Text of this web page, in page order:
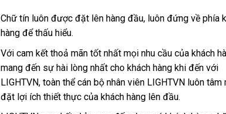
Chữ tín luôn được đặt lên hàng đầu, luôn đứng về phía
hàng để thấu hiểu.
Với cam kết thoả mãn tốt nhất mọi nhu cầu của khách
mang đến sự hài lòng nhất cho khách hàng khi đến với
LIGHTVN, toàn thể cán bộ nhân viên LIGHTVN luôn tâm
đặt lợi ích thiết thực của khách hàng lên đầu.